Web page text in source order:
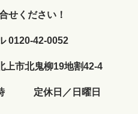
せください！
0120-42-0052
市北鬼柳19地割42-4
時 定休日／日曜日